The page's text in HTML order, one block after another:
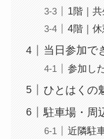
1階｜
4階｜
当日参加で
参加し
ひとはくの
駐車場・周
近隣駐